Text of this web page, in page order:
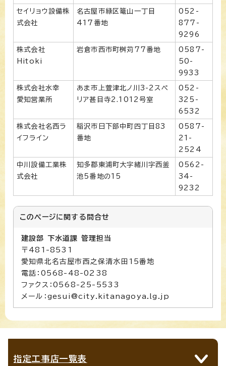
セイリョウ設備株
式会社
名古屋市緑区篭山一丁目
417番地
052-
877-
9296
株式会社
Hitoki
岩倉市西市町桝苅77番地
0587-
50-
9933
株式会社水幸
愛知営業所
あま市上萱津北ノ川3-2スペ
リア甚目寺2.1012号室
052-
325-
6532
株式会社名西ラ
イフライン
稲沢市日下部中町四丁目83
番地
0587-
21-
2524
中川設備工業株
式会社
知多郡東浦町大字緒川字西釜
池5番地の15
0562-
34-
9232
このページに関する 問合せ
建設部 下水道課 管理担当
〒481-8531
愛知県北名古屋市西之保清水田15番地
電話：0568-48-0238
ファクス：0568-25-5533
メール：gesui@city.kitanagoya.lg.jp
指定工事店一覧表